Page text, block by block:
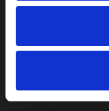
Diverse